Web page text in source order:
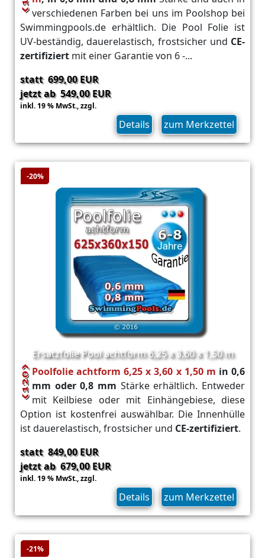
verschiedenen Farben bei uns im Poolshop bei
Swimmingpools.de erhältlich. Die Pool Folie ist
UV-beständig, dauerelastisch, frostsicher und CE-
zertifiziert mit einer Garantie von 6 -...
statt 699,00 EUR
jetzt ab 549,00 EUR
inkl. 19 % MwSt.,zzgl.
Details zum Merkzettel
-20%
Ersatzfolie Pool achtform 6,25 x 3,60 x 1,50 m
Poolfolie achtform 6,25 x 3,60 x 1,50 m in 0,6
mm oder 0,8 mm Stärke erhältlich. Entweder
mit Keilbiese oder mit Einhängebiese, diese
Option ist kostenfrei auswählbar. Die Innenhülle
ist dauerelastisch, frostsicher und CE-zertifiziert.
statt 849,00 EUR
jetzt ab 679,00 EUR
inkl. 19 % MwSt.,zzgl.
Details zum Merkzettel
-21%